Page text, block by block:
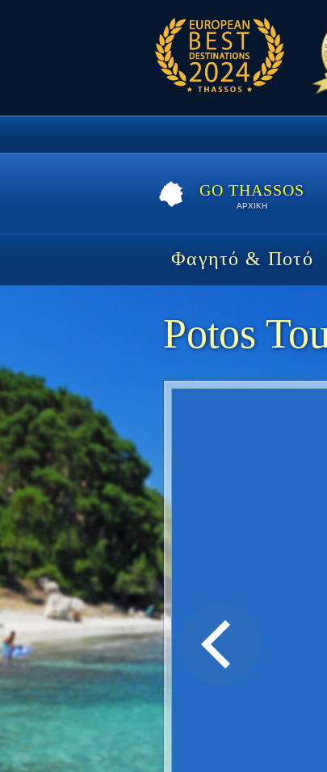
GO THASSOS
ΑΡΧΙΚΗ
Φαγητό & Ποτό
Potos